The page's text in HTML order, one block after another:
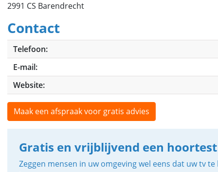
2991 CS Barendrecht
Contact
Telefoon:
E-mail:
Website:
Maak een afspraak voor gratis advies
Gratis en vrijblijvend een hoortest
Zeggen mensen in uw omgeving wel eens dat uw tv